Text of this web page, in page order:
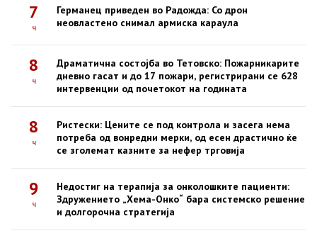
7
ч
Германец приведен во Радожда: Со дрон
неовластено снимал армиска караула
8
ч
Драматична состојба во Тетовско: Пожарникарите
дневно гасат и до 17 пожари, регистрирани се 628
интервенции од почетокот на годината
8
ч
Ристески: Цените се под контрола и засега нема
потреба од вонредни мерки, од есен драстично ќе
се зголемат казните за нефер трговија
9
ч
Недостиг на терапија за онколошките пациенти:
Здружението „Хема-Онко“ бара системско решение
и долгорочна стратегија